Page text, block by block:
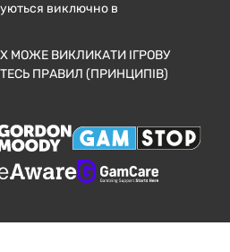
виключно в
МОЖЕ ВИКЛИКАТИ ІГРОВУ
ПРАВИЛ (ПРИНЦИПІВ)